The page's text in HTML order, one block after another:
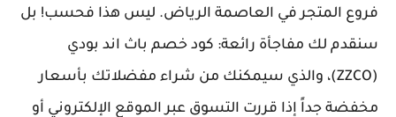
فروع المتجر في العاصمة الرياض. ليس هذا فحسب! بل
سنقدم لك مفاجأة رائعة: كود خصم باث اند بودي
(ZZCO)، والذي سيمكنك من شراء مفضلاتك بأسعار
مخفضة جداً إذا قررت التسوق عبر الموقع الإلكتروني أو